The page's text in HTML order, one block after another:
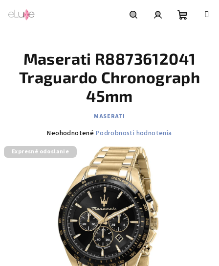
košík
Maserati R8873612041
Traguardo Chronograph
45mm
MASERATI
Priemerné
produktu
hviezdičiek.
Neohodnotené Podrobnosti hodnotenia
Expresné odoslanie